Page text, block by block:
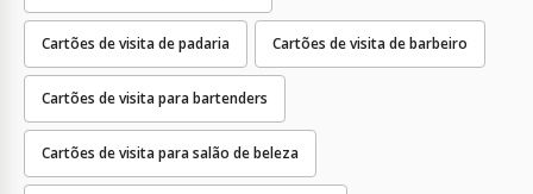
Cartões de visita de padaria Cartões de visita de barbeiro
Cartões de visita para bartenders
Cartões de visita para salão de beleza